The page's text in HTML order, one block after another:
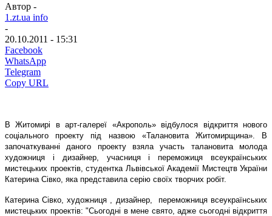
Автор -
1.zt.ua info
-
20.10.2011 - 15:31
Facebook
WhatsApp
Telegram
Copy URL
В Житомирі в арт-галереї «Акрополь» відбулося відкриття нового
соціального проекту під назвою «Талановита Житомирщина». В
започаткуванні даного проекту взяла участь талановита молода
художниця і дизайнер, учасниця і переможиця всеукраїнських
мистецьких проектів, студентка Львівської Академії Мистецтв України
Катерина Сівко, яка представила серію своїх творчих робіт.
Катерина Сівко, художниця , дизайнер, переможниця всеукраїнських
мистецьких проектів: "Сьогодні в мене свято, адже сьогодні відкриття